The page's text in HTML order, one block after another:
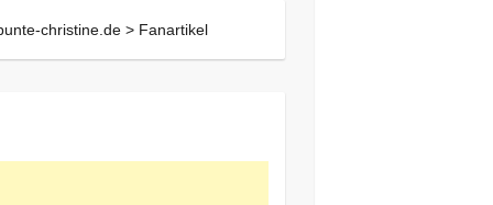
christine.de > Fanartikel